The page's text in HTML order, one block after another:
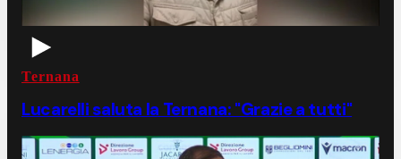
Ternana
Lucarelli saluta la Ternana: "Grazie a tutti"